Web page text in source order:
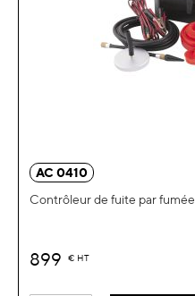
AC 0410
Contrôleur de fuite par fumée
899 € HT